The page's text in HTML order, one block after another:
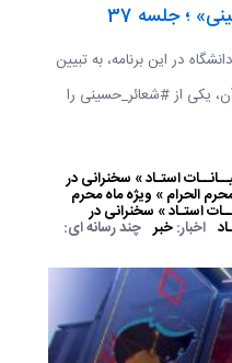
؛ جلسه 37
در این برنامه، به تبیین
یکی از #شعائر_حسینی را
استـاد » سخنرانی در
الحرام » ویژه ماه محرم
استـاد » سخنرانی در
اخبار:خبر چند رسانه ای: